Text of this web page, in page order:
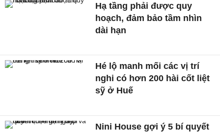
Hạ tầng phải được quy
hoạch, đảm bảo tầm nhìn
dài hạn
Hé lộ manh mối các vị trí
nghi có hơn 200 hài cốt liệt
sỹ ở Huế
Nini House gợi ý 5 bí quyết